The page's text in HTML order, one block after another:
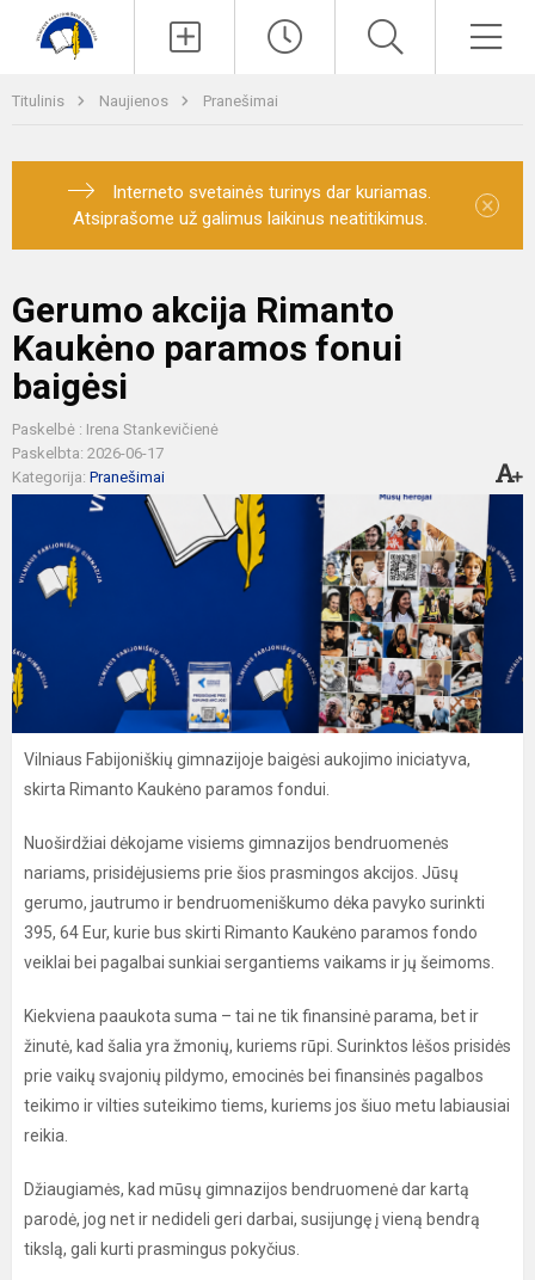
Titulinis Naujienos Pranešimai
Interneto svetainės turinys dar kuriamas.
Atsiprašome už galimus laikinus neatitikimus.
×
Gerumo akcija Rimanto
Kaukėno paramos fonui
baigėsi
Paskelbė : Irena Stankevičienė
Paskelbta: 2026-06-17
Kategorija: Pranešimai
Vilniaus Fabijoniškių gimnazijoje baigėsi aukojimo iniciatyva,
skirta Rimanto Kaukėno paramos fondui.
Nuoširdžiai dėkojame visiems gimnazijos bendruomenės
nariams, prisidėjusiems prie šios prasmingos akcijos. Jūsų
gerumo, jautrumo ir bendruomeniškumo dėka pavyko surinkti
395, 64 Eur, kurie bus skirti Rimanto Kaukėno paramos fondo
veiklai bei pagalbai sunkiai sergantiems vaikams ir jų šeimoms.
Kiekviena paaukota suma – tai ne tik finansinė parama, bet ir
žinutė, kad šalia yra žmonių, kuriems rūpi. Surinktos lėšos prisidės
prie vaikų svajonių pildymo, emocinės bei finansinės pagalbos
teikimo ir vilties suteikimo tiems, kuriems jos šiuo metu labiausiai
reikia.
Džiaugiamės, kad mūsų gimnazijos bendruomenė dar kartą
parodė, jog net ir nedideli geri darbai, susijungę į vieną bendrą
tikslą, gali kurti prasmingus pokyčius.